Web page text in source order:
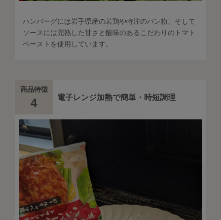
ハンバーグには岩手県産の若鶏や特注のパン粉、そして
ソースには完熟した甘さと酸味のあるこだわりのトマト
ペーストを使用しています。
商品特徴
4 電子レンジ加熱で簡単・時短調理